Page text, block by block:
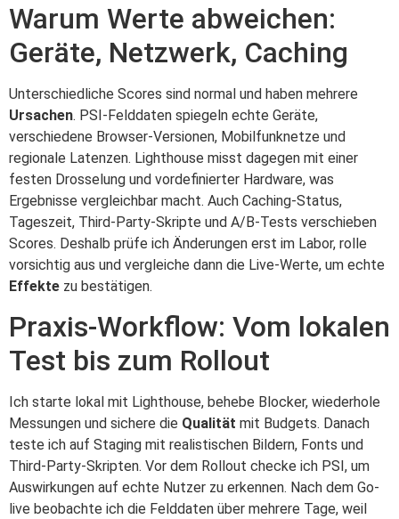
Warum Werte abweichen:
Geräte, Netzwerk, Caching
Unterschiedliche Scores sind normal und haben mehrere
Ursachen. PSI-Felddaten spiegeln echte Geräte,
verschiedene Browser-Versionen, Mobilfunknetze und
regionale Latenzen. Lighthouse misst dagegen mit einer
festen Drosselung und vordefinierter Hardware, was
Ergebnisse vergleichbar macht. Auch Caching-Status,
Tageszeit, Third-Party-Skripte und A/B-Tests verschieben
Scores. Deshalb prüfe ich Änderungen erst im Labor, rolle
vorsichtig aus und vergleiche dann die Live-Werte, um echte
Effekte zu bestätigen.
Praxis-Workflow: Vom lokalen
Test bis zum Rollout
Ich starte lokal mit Lighthouse, behebe Blocker, wiederhole
Messungen und sichere die Qualität mit Budgets. Danach
teste ich auf Staging mit realistischen Bildern, Fonts und
Third-Party-Skripten. Vor dem Rollout checke ich PSI, um
Auswirkungen auf echte Nutzer zu erkennen. Nach dem Go-
live beobachte ich die Felddaten über mehrere Tage, weil